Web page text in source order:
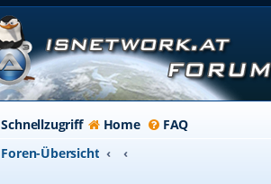
Schnellzugriff Home FAQ
Foren-Übersicht